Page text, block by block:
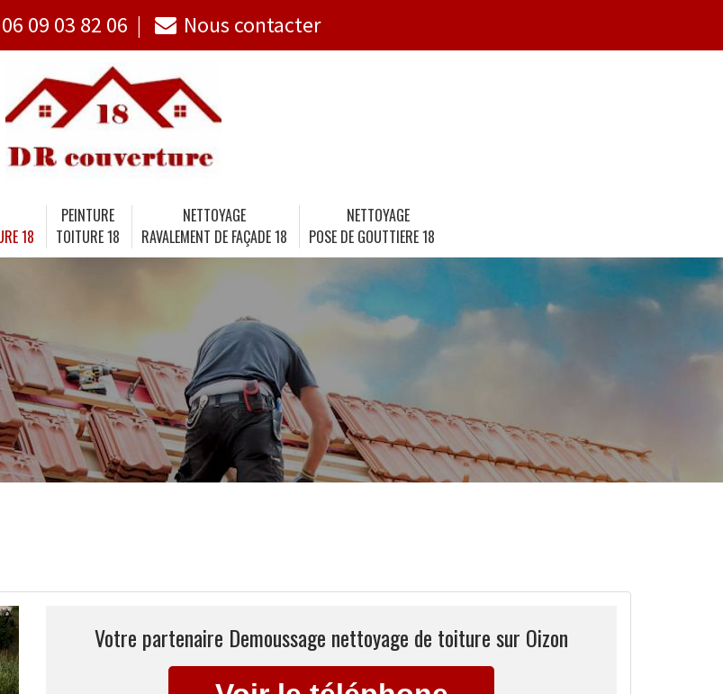
06 09 03 82 06 Nous contacter
18
PEINTURE
TOITURE 18
NETTOYAGE
RAVALEMENT DE FAÇADE 18
NETTOYAGE
POSE DE GOUTTIERE 18
Votre partenaire Demoussage nettoyage de toiture sur Oizon